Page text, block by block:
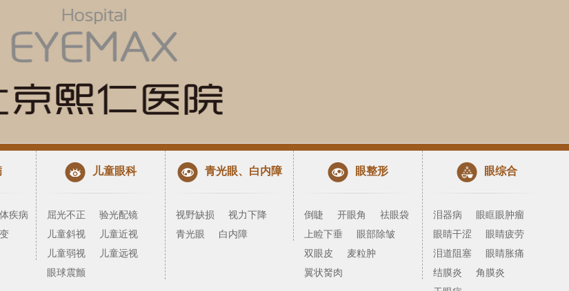
疾病
儿童眼科
屈光不正
验光配镜
儿童斜视
儿童近视
儿童弱视
儿童远视
眼球震颤
青光眼、白内障
视野缺损
视力下降
青光眼
白内障
眼整形
倒睫 开眼角
祛眼袋
上睑下垂
眼部除皱
双眼皮
麦粒肿
翼状胬肉
眼综合
泪器病
眼眶眼肿瘤
眼睛干涩
眼睛疲劳
泪道阻塞
眼睛胀痛
结膜炎
角膜炎